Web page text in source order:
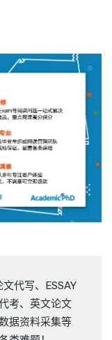
文代写、 ESSAY
考、 英文论文
据资料采集等